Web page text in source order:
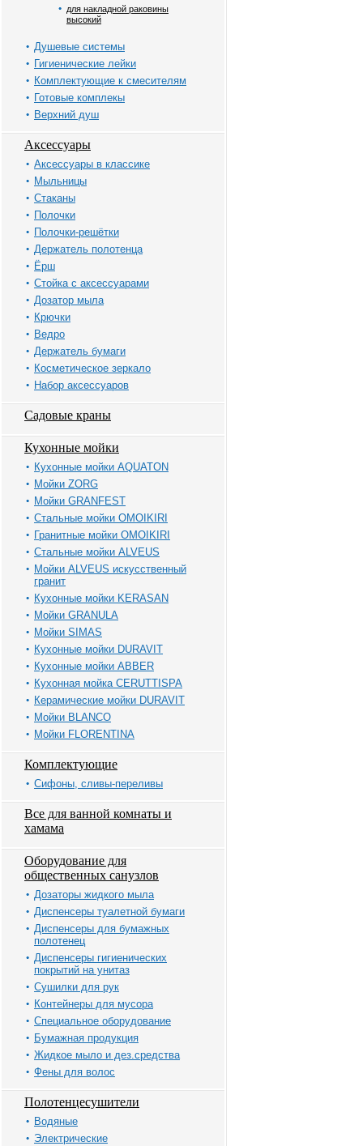
для накладной раковины
высокий
Душевые системы
Гигиенические лейки
Комплектующие к смесителям
Готовые комплекы
Верхний душ
Аксессуары
Аксессуары в классике
Мыльницы
Стаканы
Полочки
Полочки-решётки
Держатель полотенца
Ёрш
Стойка с аксессуарами
Дозатор мыла
Крючки
Ведро
Держатель бумаги
Косметическое зеркало
Набор аксессуаров
Садовые краны
Кухонные мойки
Кухонные мойки AQUATON
Мойки ZORG
Мойки GRANFEST
Стальные мойки OMOIKIRI
Гранитные мойки OMOIKIRI
Стальные мойки ALVEUS
Мойки ALVEUS искусственный
гранит
Кухонные мойки KERASAN
Мойки GRANULA
Мойки SIMAS
Кухонные мойки DURAVIT
Кухонные мойки ABBER
Кухонная мойка CERUTTISPA
Керамические мойки DURAVIT
Мойки BLANCO
Мойки FLORENTINA
Комплектующие
Сифоны, сливы-переливы
Все для ванной комнаты и
хамама
Оборудование для
общественных санузлов
Дозаторы жидкого мыла
Диспенсеры туалетной бумаги
Диспенсеры для бумажных
полотенец
Диспенсеры гигиенических
покрытий на унитаз
Сушилки для рук
Контейнеры для мусора
Специальное оборудование
Бумажная продукция
Жидкое мыло и дез.средства
Фены для волос
Полотенцесушители
Водяные
Электрические